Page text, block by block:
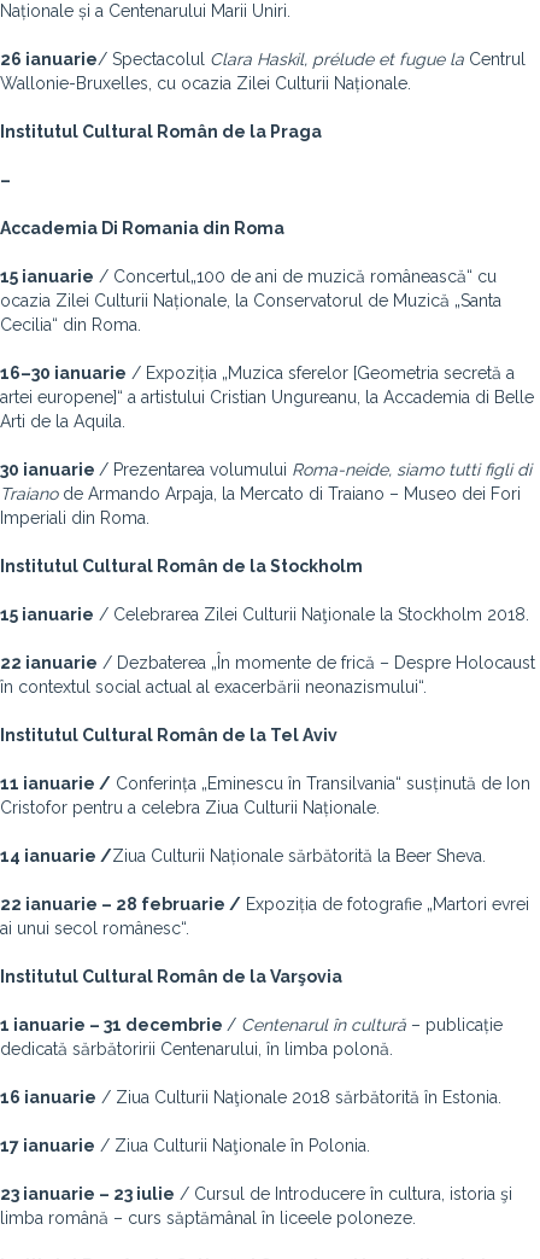
Naționale și a Centenarului Marii Uniri.
26 ianuarie/ Spectacolul Clara Haskil, prélude et fugue la Centrul
Wallonie-Bruxelles, cu ocazia Zilei Culturii Naționale.
Institutul Cultural Român de la Praga
–
Accademia Di Romania din Roma
15 ianuarie / Concertul„100 de ani de muzică românească“ cu
ocazia Zilei Culturii Naționale, la Conservatorul de Muzică „Santa
Cecilia“ din Roma.
16–30 ianuarie / Expoziția „Muzica sferelor [Geometria secretă a
artei europene]“ a artistului Cristian Ungureanu, la Accademia di Belle
Arti de la Aquila.
30 ianuarie / Prezentarea volumului Roma-neide, siamo tutti figli di
Traianode Armando Arpaja, la Mercato di Traiano – Museo dei Fori
Imperiali din Roma.
Institutul Cultural Român de la Stockholm
15 ianuarie / Celebrarea Zilei Culturii Naţionale la Stockholm 2018.
22 ianuarie / Dezbaterea „În momente de frică – Despre Holocaust
în contextul social actual al exacerbării neonazismului“.
Institutul Cultural Român de la Tel Aviv
11 ianuarie / Conferința „Eminescu în Transilvania“ susținută de Ion
Cristofor pentru a celebra Ziua Culturii Naționale.
14 ianuarie /Ziua Culturii Naționale sărbătorită la Beer Sheva.
22 ianuarie – 28 februarie / Expoziția de fotografie „Martori evrei
ai unui secol românesc“.
Institutul Cultural Român de la Varşovia
1 ianuarie – 31 decembrie / Centenarul în cultură – publicație
dedicată sărbătoririi Centenarului, în limba polonă.
16 ianuarie / Ziua Culturii Naţionale 2018 sărbătorită în Estonia.
17 ianuarie / Ziua Culturii Naţionale în Polonia.
23 ianuarie – 23 iulie / Cursul de Introducere în cultura, istoria şi
limba română – curs săptămânal în liceele poloneze.